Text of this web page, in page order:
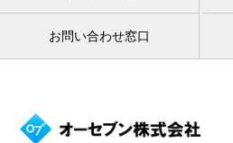
お問い合わせ窓口